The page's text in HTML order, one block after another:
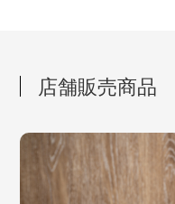
店舗販売商品